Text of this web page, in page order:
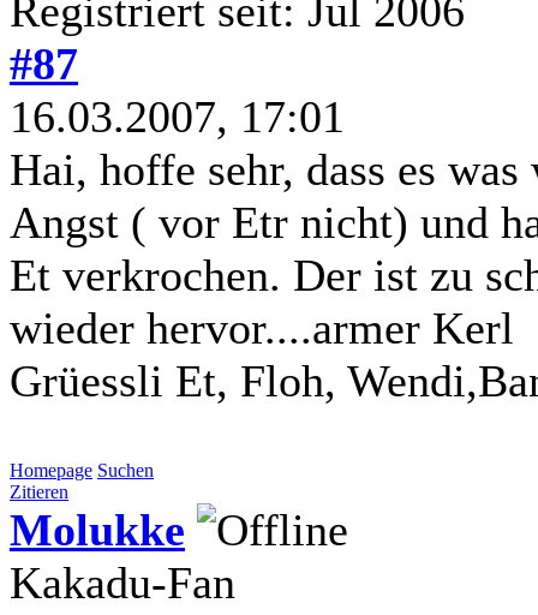
Registriert seit: Jul 2006
#87
16.03.2007, 17:01
Hai, hoffe sehr, dass es
Angst ( vor Etr nicht) und
Et verkrochen. Der ist zu
wieder hervor....armer Kerl
Grüessli Et, Floh,
Homepage Suchen
Zitieren
Molukke
Kakadu-Fan